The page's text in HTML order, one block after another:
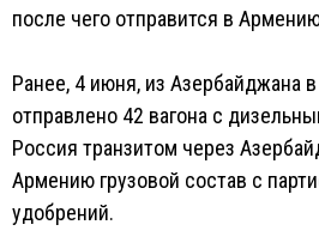
после чего отправится в
Ранее, 4 июня, из Азербайджана
отправлено 42 вагона с
Россия транзитом через
Армению грузовой состав с
удобрений.